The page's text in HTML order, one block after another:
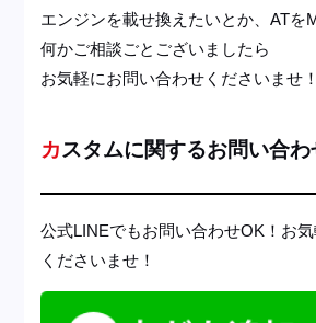
エンジンを載せ換えたいとか、ATを
何かご相談ごとございましたら
お気軽にお問い合わせくださいませ！
カスタムに関するお問い合
公式LINEでもお問い合わせOK！お
くださいませ！